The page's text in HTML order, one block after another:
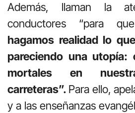
Además, llaman la
conductores “para
hagamos realidad lo
pareciendo una utopía:
mortales en
carreteras”. Para ello,
y a las enseñanzas